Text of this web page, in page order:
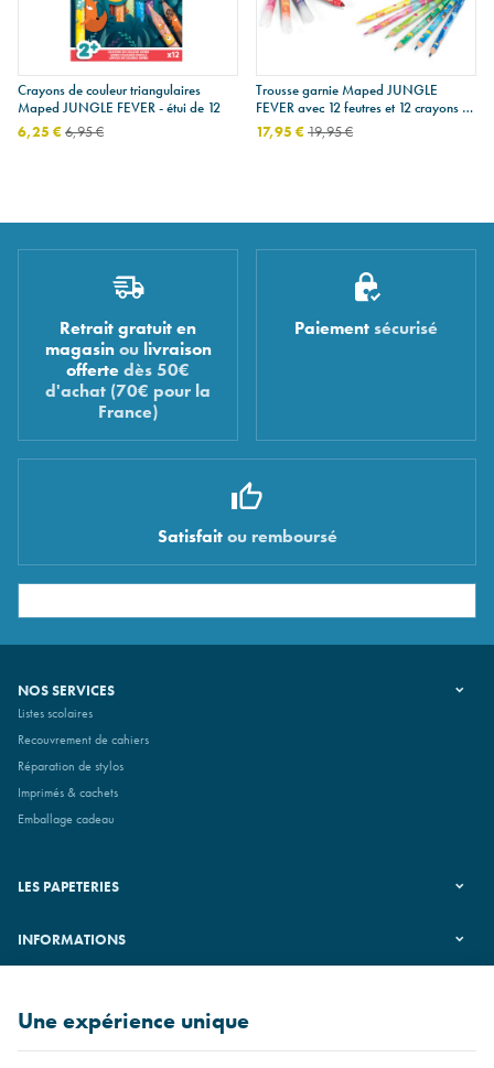
Crayons de couleur triangulaires
Maped JUNGLE FEVER - étui de 12
6,25 €6,95 €
Trousse garnie Maped JUNGLE
FEVER avec 12 feutres et 12 crayons de
coloriage
17,95 €19,95 €
Retrait gratuit en
magasinou livraison
offerte dès 50€
d'achat (70€ pour la
France)
Paiement sécurisé
Satisfaitou remboursé
NOS SERVICES
Listes scolaires
Recouvrement de cahiers
Réparation de stylos
Imprimés & cachets
Emballage cadeau
LES PAPETERIES
INFORMATIONS
Une expérience unique